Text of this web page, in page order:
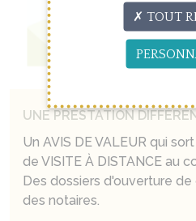
UNE PRESTATION
Un AVIS DE VALEUR qui
de VISITE À DISTANCE au
Des dossiers d'ouverture
des notaires.
TOUT